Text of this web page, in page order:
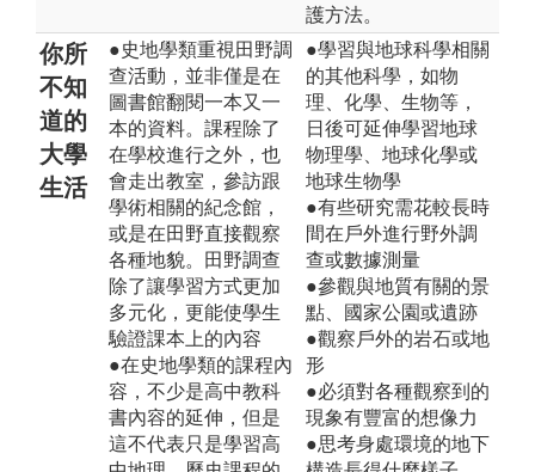
護方法。
你所
不知
道的
大學
生活
●史地學類重視田野調
查活動，並非僅是在
圖書館翻閱一本又一
本的資料。課程除了
在學校進行之外，也
會走出教室，參訪跟
學術相關的紀念館，
或是在田野直接觀察
各種地貌。田野調查
除了讓學習方式更加
多元化，更能使學生
驗證課本上的內容
●在史地學類的課程內
容，不少是高中教科
書內容的延伸，但是
這不代表只是學習高
●學習與地球科學相關
的其他科學，如物
理、化學、生物等，
日後可延伸學習地球
物理學、地球化學或
地球生物學
●有些研究需花較長時
間在戶外進行野外調
查或數據測量
●參觀與地質有關的景
點、國家公園或遺跡
●觀察戶外的岩石或地
形
●必須對各種觀察到的
現象有豐富的想像力
●思考身處環境的地下